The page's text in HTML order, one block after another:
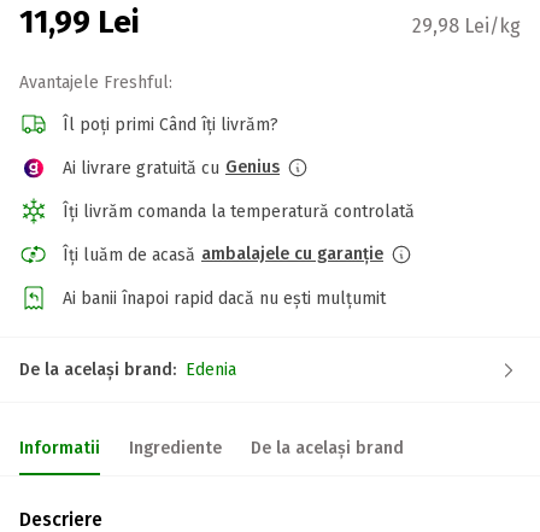
11,99 Lei 29,98 Lei/kg
Avantajele Freshful:
Îl poți primi Când îți livrăm?
Ai livrare gratuită cu Genius
Îți livrăm comanda la temperatură controlată
Îți luăm de acasă ambalajele cu garanție
Ai banii înapoi rapid dacă nu ești mulțumit
De la același brand: Edenia
Informatii Ingrediente De la același brand
Descriere